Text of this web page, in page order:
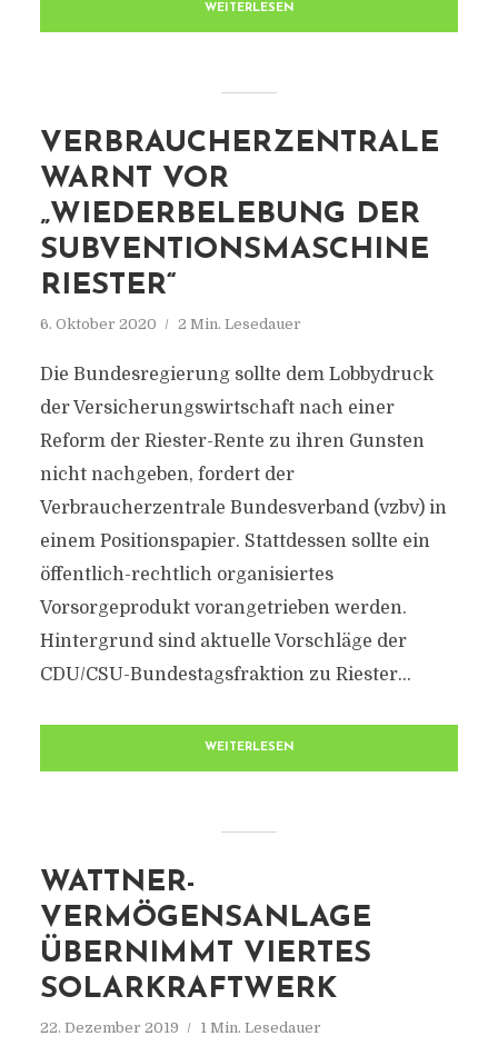
WEITERLESEN
VERBRAUCHERZENTRALE
WARNT VOR
„WIEDERBELEBUNG DER
SUBVENTIONSMASCHINE
RIESTER“
6. Oktober 2020 2 Min. Lesedauer
Die Bundesregierung sollte dem Lobbydruck
der Versicherungswirtschaft nach einer
Reform der Riester-Rente zu ihren Gunsten
nicht nachgeben, fordert der
Verbraucherzentrale Bundesverband (vzbv) in
einem Positionspapier. Stattdessen sollte ein
öffentlich-rechtlich organisiertes
Vorsorgeprodukt vorangetrieben werden.
Hintergrund sind aktuelle Vorschläge der
CDU/CSU-Bundestagsfraktion zu Riester...
WEITERLESEN
WATTNER-
VERMÖGENSANLAGE
ÜBERNIMMT VIERTES
SOLARKRAFTWERK
22. Dezember 2019 1 Min. Lesedauer